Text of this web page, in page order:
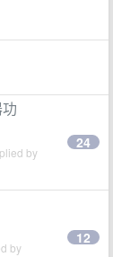
by
24
by
12